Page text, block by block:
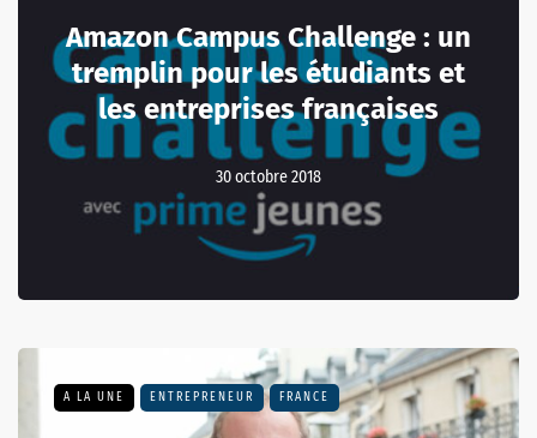
Amazon Campus Challenge : un
tremplin pour les étudiants et
les entreprises françaises
30 octobre 2018
A LA UNE ENTREPRENEUR FRANCE